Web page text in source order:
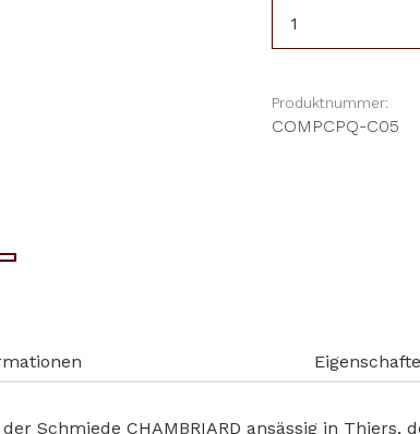
Produkt
Produktnummer:
COMPCPQ-C05
Schmiede CHAMBRIARD ansässig in